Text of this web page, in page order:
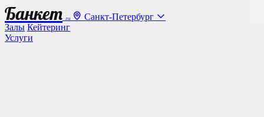
Банкет .ru
Санкт-Петербург
Залы Кейтеринг
Услуги